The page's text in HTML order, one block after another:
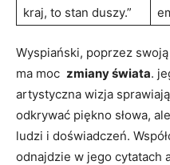
kraj, to stan duszy.”
Wyspiański, ‌poprzez
ma moc ​ zmiany⁣ świata.
artystyczna⁢ wizja
odkrywać piękno słowa,
ludzi i doświadczeń.
odnajdzie w jego cytatach